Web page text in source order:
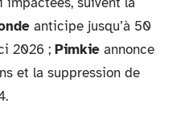
anticipe jusqu’à 50
2026 ; Pimkie annonce
et la suppression de